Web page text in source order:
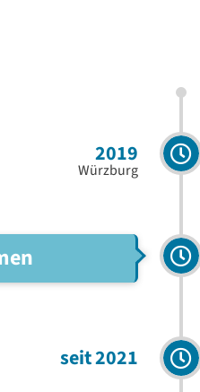
2019
Würzburg
seit 2021